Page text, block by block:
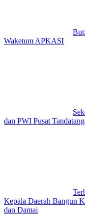
Waketum APKASI
dan PWI Pusat
Kepala Daerah Bangun
dan Damai